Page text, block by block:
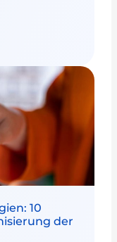
10
der